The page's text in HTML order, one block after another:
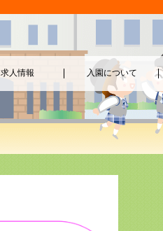
求人情報 入園について